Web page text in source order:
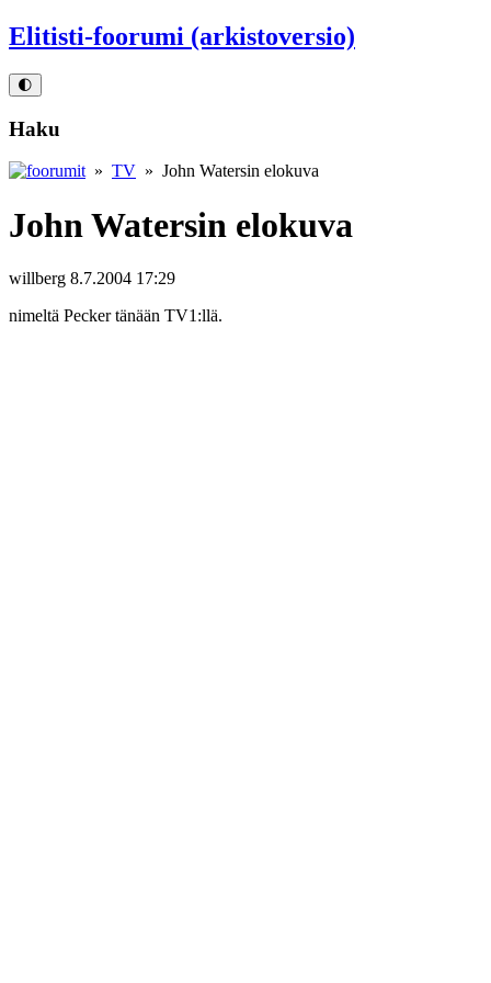
Elitisti-foorumi (arkistoversio)
🌓
Haku
» TV » John Watersin elokuva
John Watersin elokuva
willberg 8.7.2004 17:29
nimeltä Pecker tänään TV1:llä.